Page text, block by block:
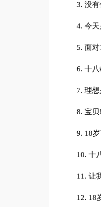
3. 没
4. 今
5. 面
6. 十
7. 理
8. 宝
9. 18
10. 十
11. 让
12. 18